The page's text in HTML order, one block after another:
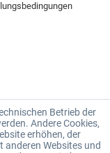
Betrieb der
Andere Cookies,
erhöhen, der
anderen Websites und